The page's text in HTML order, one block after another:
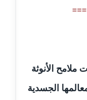
الأنوثة
الجسدية